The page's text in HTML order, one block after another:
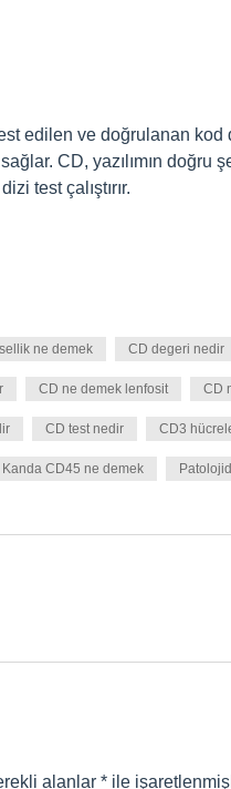
edilen ve doğrulanan
CD, yazılımın doğru
test çalıştırır.
ne demek CD degeri nedir
CD ne demek lenfosit CD
CD test nedir CD3
Kanda CD45 ne demek
alanlar * ile